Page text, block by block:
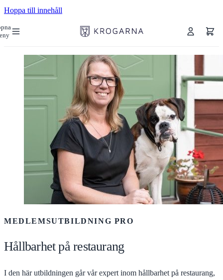
Hoppa till innehåll
MEDLEMSUTBILDNING PRO
Hållbarhet på restaurang
I den här utbildningen går vår expert inom hållbarhet på restaurang,